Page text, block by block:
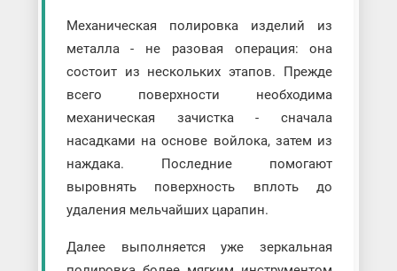
Механическая полировка изделий из
металла - не разовая операция: она
состоит из нескольких этапов. Прежде
всего поверхности необходима
механическая зачистка - сначала
насадками на основе войлока, затем из
наждака. Последние помогают
выровнять поверхность вплоть до
удаления мельчайших царапин.
Далее выполняется уже зеркальная